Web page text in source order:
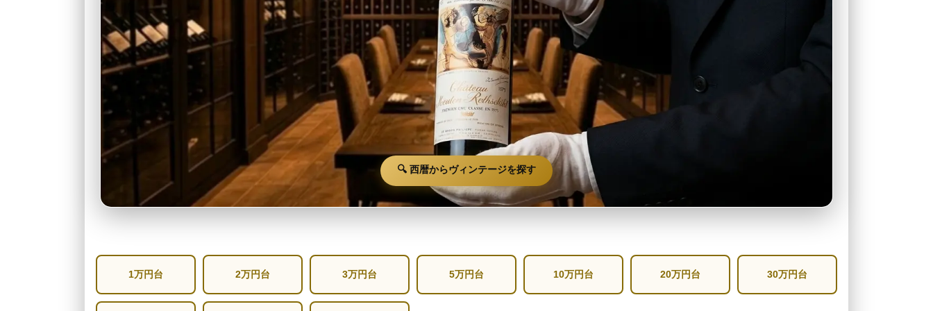
🔍 西暦からヴィンテージを探す
1万円台 2万円台 3万円台 5万円台 10万円台 20万円台 30万円台